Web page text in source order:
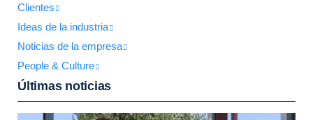
Clientes
Ideas de la industria
Noticias de la empresa
People & Culture
Últimas noticias